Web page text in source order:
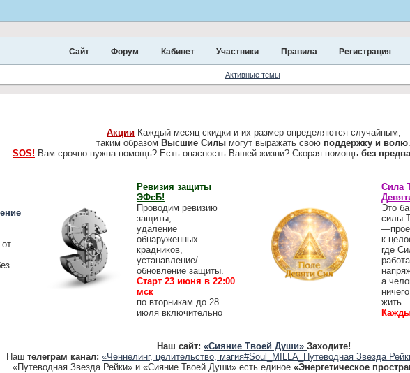
Сайт Форум Кабинет Участники Правила Регистрация
Активные темы
АкцииКаждый месяц скидки и их размер определяются случайным,
таким образом Высшие Силы могут выражать свою поддержку и волю
SOS! Вам срочно нужна помощь? Есть опасность Вашей жизни? Скорая помощь без
Ревизия защиты
ЭФсБ!
Проводим ревизию
защиты,
удаление
обнаруженных
крадников,
устанавление/
обновление защиты.
Старт 23 июня в 22:00
мск
по вторникам до 28
июля включительно
Сила
Это
силы
к
где
а
жить
Наш сайт: «Сияние Твоей Души» Заходите!
Наштелеграм канал: «Ченнелинг, целительство, магия#Soul_MILLA_Путеводная Звезда
«Путеводная Звезда Рейки» и «Сияние Твоей Души» есть единое «Энергетическое